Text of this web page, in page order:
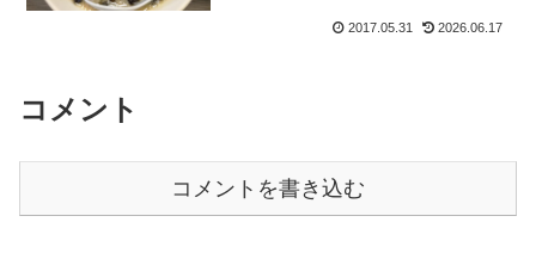
登山用品に興奮し（欲しいものがいっぱ
2017.05.31 2026.06.17
コメント
コメントを書き込む